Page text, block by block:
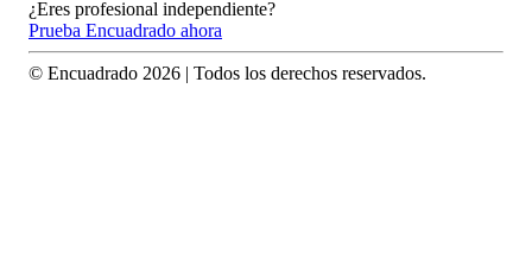
¿Eres profesional independiente?
Prueba Encuadrado ahora
© Encuadrado 2026 | Todos los derechos reservados.